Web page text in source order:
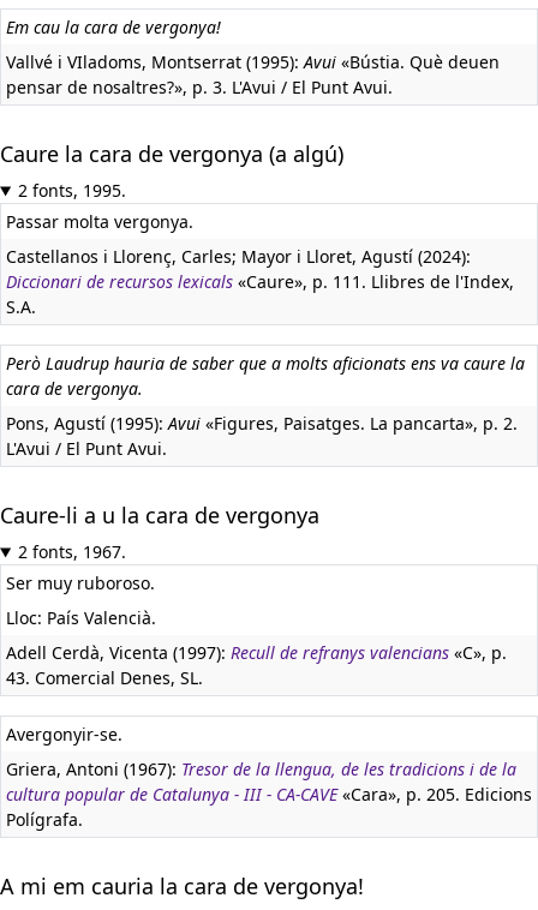
Em cau la cara de vergonya!
Vallvé i VIladoms, Montserrat (1995):Avui «Bústia. Què deuen
pensar de nosaltres?», p. 3. L'Avui / El Punt Avui.
Caure la cara de vergonya (a algú)
2 fonts, 1995.
Passar molta vergonya.
Castellanos i Llorenç, Carles; Mayor i Lloret, Agustí (2024):
Diccionari de recursos lexicals «Caure», p. 111. Llibres de l'Index,
S.A.
Però Laudrup hauria de saber que a molts aficionats ens va caure la
cara de vergonya.
Pons, Agustí (1995):Avui «Figures, Paisatges. La pancarta», p. 2.
L'Avui / El Punt Avui.
Caure-li a u la cara de vergonya
2 fonts, 1967.
Ser muy ruboroso.
Lloc: País Valencià.
Adell Cerdà, Vicenta (1997): Recull de refranys valencians «C», p.
43. Comercial Denes, SL.
Avergonyir-se.
Griera, Antoni (1967): Tresor de la llengua, de les tradicions i de la
cultura popular de Catalunya - III - CA-CAVE«Cara», p. 205. Edicions
Polígrafa.
A mi em cauria la cara de vergonya!